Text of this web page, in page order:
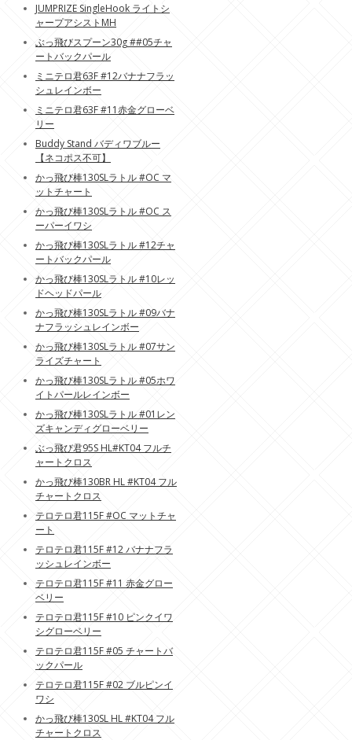
JUMPRIZE SingleHook ライトシ
ャープアシストMH
ぶっ飛びスプーン30g ##05チャ
ートバックパール
ミニテロ君63F #12バナナフラッ
シュレインボー
ミニテロ君63F #11赤金グローベ
リー
Buddy Stand バディワブルー
【ネコポス不可】
かっ飛び棒130SLラトル #OC マ
ットチャート
かっ飛び棒130SLラトル #OC ス
ーパーイワシ
かっ飛び棒130SLラトル #12チャ
ートバックパール
かっ飛び棒130SLラトル #10レッ
ドヘッドパール
かっ飛び棒130SLラトル #09バナ
ナフラッシュレインボー
かっ飛び棒130SLラトル #07サン
ライズチャート
かっ飛び棒130SLラトル #05ホワ
イトパールレインボー
かっ飛び棒130SLラトル #01レン
ズキャンディグローベリー
ぶっ飛び君95S HL#KT04 フルチ
ャートクロス
かっ飛び棒130BR HL #KT04 フル
チャートクロス
テロテロ君115F #OC マットチャ
ート
テロテロ君115F #12 バナナフラ
ッシュレインボー
テロテロ君115F #11 赤金グロー
ベリー
テロテロ君115F #10 ピンクイワ
シグローベリー
テロテロ君115F #05 チャートバ
ックパール
テロテロ君115F #02 ブルピンイ
ワシ
かっ飛び棒130SL HL #KT04 フル
チャートクロス